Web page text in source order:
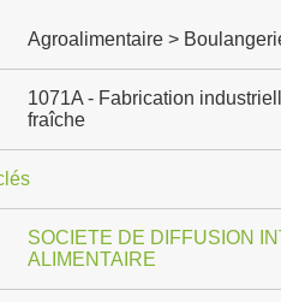
Agroalimentaire >
1071A - Fabrication
fraîche
SOCIETE DE DIFFUSION
ALIMENTAIRE